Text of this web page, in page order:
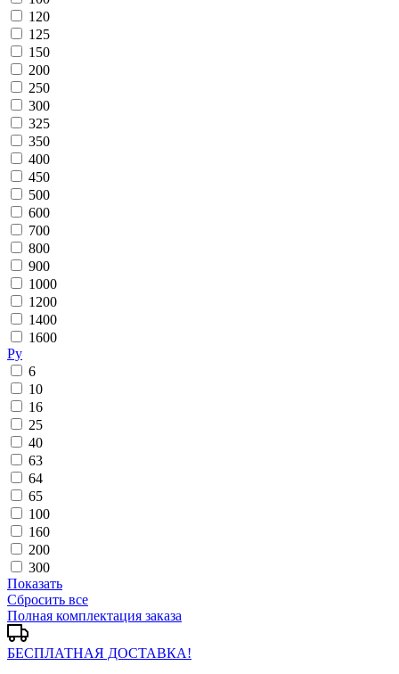
120
125
150
200
250
300
325
350
400
450
500
600
700
800
900
1000
1200
1400
1600
Ру
6
10
16
25
40
63
64
65
100
160
200
300
Показать
Сбросить все
Полная комплектация заказа
БЕСПЛАТНАЯ ДОСТАВКА!